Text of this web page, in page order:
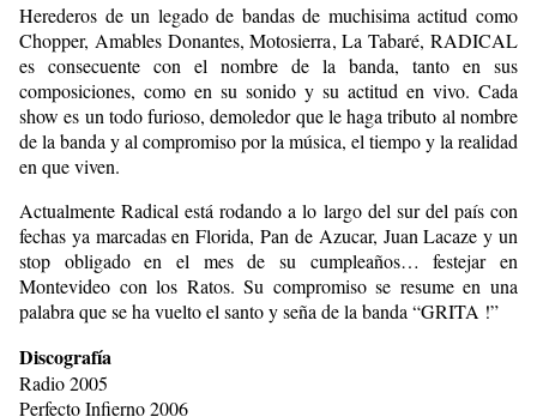
Herederos de un legado de bandas de muchisima actitud como
Chopper, Amables Donantes, Motosierra, La Tabaré, RADICAL
es consecuente con el nombre de la banda, tanto en sus
composiciones, como en su sonido y su actitud en vivo. Cada
show es un todo furioso, demoledor que le haga tributo al nombre
de la banda y al compromiso por la música, el tiempo y la realidad
en que viven.
Actualmente Radical está rodando a lo largo del sur del país con
fechas ya marcadas en Florida, Pan de Azucar, Juan Lacaze y un
stop obligado en el mes de su cumpleaños… festejar en
Montevideo con los Ratos. Su compromiso se resume en una
palabra que se ha vuelto el santo y seña de la banda “GRITA !”
Discografía
Radio 2005
Perfecto Infierno 2006